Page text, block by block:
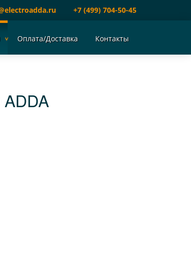
+7 (499) 704-50-45
Оплата/Доставка Контакты